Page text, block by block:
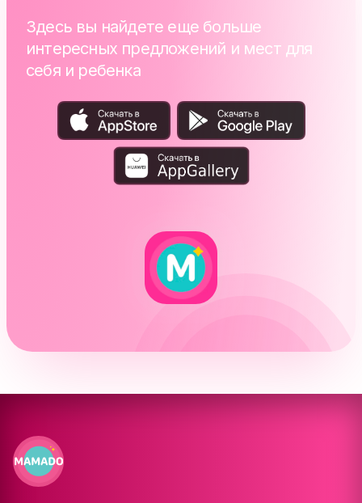
Здесь вы найдете еще больше
интересных предложений и мест для
себя и ребенка